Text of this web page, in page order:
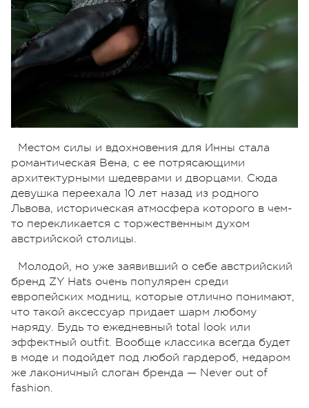
Местом силы и вдохновения для Инны стала
романтическая Вена, с ее потрясающими
архитектурными шедеврами и дворцами. Сюда
девушка переехала 10 лет назад из родного
Львова, историческая атмосфера которого в чем-
то перекликается с торжественным духом
австрийской столицы.
Молодой, но уже заявивший о себе австрийский
бренд ZY Hats очень популярен среди
европейских модниц, которые отлично понимают,
что такой аксессуар придает шарм любому
наряду. Будь то ежедневный total look или
эффектный outfit. Вообще классика всегда будет
в моде и подойдет под любой гардероб, недаром
же лаконичный слоган бренда — Never out of
fashion.